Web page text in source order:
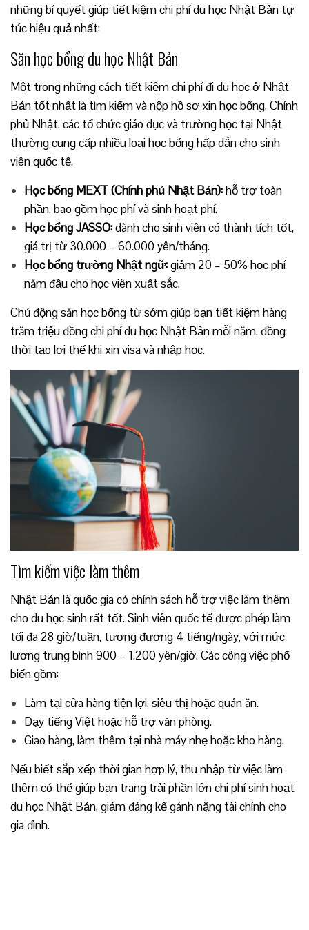
những bí quyết giúp tiết kiệm chi phí du học Nhật Bản tự
túc hiệu quả nhất:
Săn học bổng du học Nhật Bản
Một trong những cách tiết kiệm chi phí đi du học ở Nhật
Bản tốt nhất là tìm kiếm và nộp hồ sơ xin học bổng. Chính
phủ Nhật, các tổ chức giáo dục và trường học tại Nhật
thường cung cấp nhiều loại học bổng hấp dẫn cho sinh
viên quốc tế.
Học bổng MEXT (Chính phủ Nhật Bản):hỗ trợ toàn
phần, bao gồm học phí và sinh hoạt phí.
Học bổng JASSO:dành cho sinh viên có thành tích tốt,
giá trị từ 30.000 – 60.000 yên/tháng.
Học bổng trường Nhật ngữ:giảm 20 – 50% học phí
năm đầu cho học viên xuất sắc.
Chủ động săn học bổng từ sớm giúp bạn tiết kiệm hàng
trăm triệu đồng chi phí du học Nhật Bản mỗi năm, đồng
thời tạo lợi thế khi xin visa và nhập học.
Tìm kiếm việc làm thêm
Nhật Bản là quốc gia có chính sách hỗ trợ việc làm thêm
cho du học sinh rất tốt. Sinh viên quốc tế được phép làm
tối đa 28 giờ/tuần, tương đương 4 tiếng/ngày, với mức
lương trung bình 900 – 1.200 yên/giờ. Các công việc phổ
biến gồm:
Làm tại cửa hàng tiện lợi, siêu thị hoặc quán ăn.
Dạy tiếng Việt hoặc hỗ trợ văn phòng.
Giao hàng, làm thêm tại nhà máy nhẹ hoặc kho hàng.
Nếu biết sắp xếp thời gian hợp lý, thu nhập từ việc làm
thêm có thể giúp bạn trang trải phần lớn chi phí sinh hoạt
du học Nhật Bản, giảm đáng kể gánh nặng tài chính cho
gia đình.